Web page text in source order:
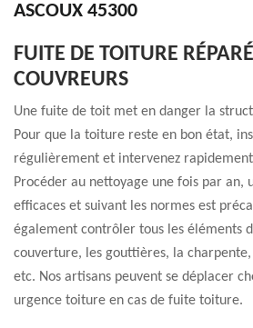
ASCOUX 45300
FUITE DE TOITURE
COUVREURS
Une fuite de toit met en danger la
Pour que la toiture reste en bon état,
régulièrement et intervenez
Procéder au nettoyage une fois par an,
efficaces et suivant les normes est
également contrôler tous les éléments
couverture, les gouttières, la
etc. Nos artisans peuvent se déplacer
urgence toiture en cas de fuite toiture.